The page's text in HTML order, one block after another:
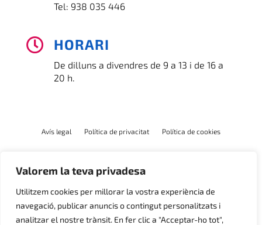
Valorem la teva privadesa
Utilitzem cookies per millorar la vostra experiència de
navegació, publicar anuncis o contingut personalitzats i
analitzar el nostre trànsit. En fer clic a "Acceptar-ho tot",
Tel: 938 035 446
 HORARI
De dilluns a divendres de 9 a 13 i de 16 a
20 h.
Avís legal Política de privacitat Política de cookies